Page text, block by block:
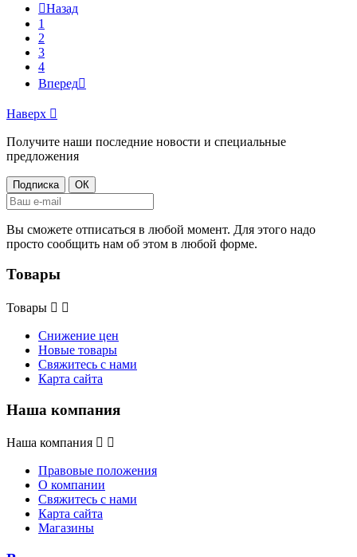
Назад
1
2
3
4
Вперед
Наверх 
Получите наши последние новости и специальные
предложения
Вы сможете отписаться в любой момент. Для этого надо
просто сообщить нам об этом в любой форме.
Товары
Товары  
Снижение цен
Новые товары
Свяжитесь с нами
Карта сайта
Наша компания
Наша компания  
Правовые положения
О компании
Свяжитесь с нами
Карта сайта
Магазины